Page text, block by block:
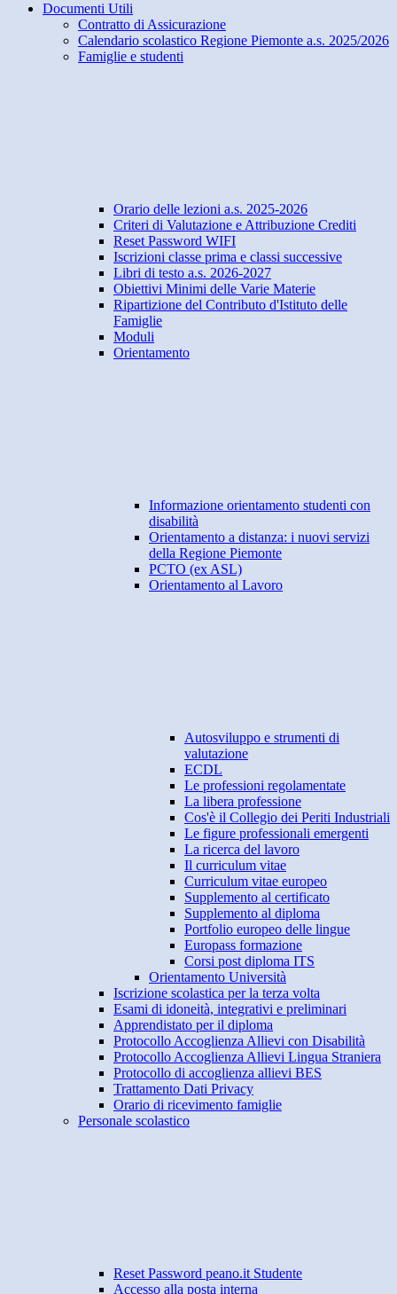
Documenti Utili
Contratto di Assicurazione
Calendario scolastico Regione Piemonte a.s. 2025/2026
Famiglie e studenti
Orario delle lezioni a.s. 2025-2026
Criteri di Valutazione e Attribuzione Crediti
Reset Password WIFI
Iscrizioni classe prima e classi successive
Libri di testo a.s. 2026-2027
Obiettivi Minimi delle Varie Materie
Ripartizione del Contributo d'Istituto delle
Famiglie
Moduli
Orientamento
Informazione orientamento studenti con
disabilità
Orientamento a distanza: i nuovi servizi
della Regione Piemonte
PCTO (ex ASL)
Orientamento al Lavoro
Autosviluppo e strumenti di
valutazione
ECDL
Le professioni regolamentate
La libera professione
Cos'è il Collegio dei Periti Industriali
Le figure professionali emergenti
La ricerca del lavoro
Il curriculum vitae
Curriculum vitae europeo
Supplemento al certificato
Supplemento al diploma
Portfolio europeo delle lingue
Europass formazione
Corsi post diploma ITS
Orientamento Università
Iscrizione scolastica per la terza volta
Esami di idoneità, integrativi e preliminari
Apprendistato per il diploma
Protocollo Accoglienza Allievi con Disabilità
Protocollo Accoglienza Allievi Lingua Straniera
Protocollo di accoglienza allievi BES
Trattamento Dati Privacy
Orario di ricevimento famiglie
Personale scolastico
Reset Password peano.it Studente
Accesso alla posta interna